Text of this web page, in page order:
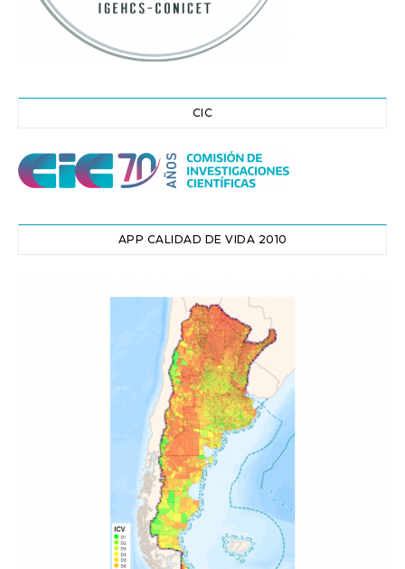
CIC
APP CALIDAD DE VIDA 2010